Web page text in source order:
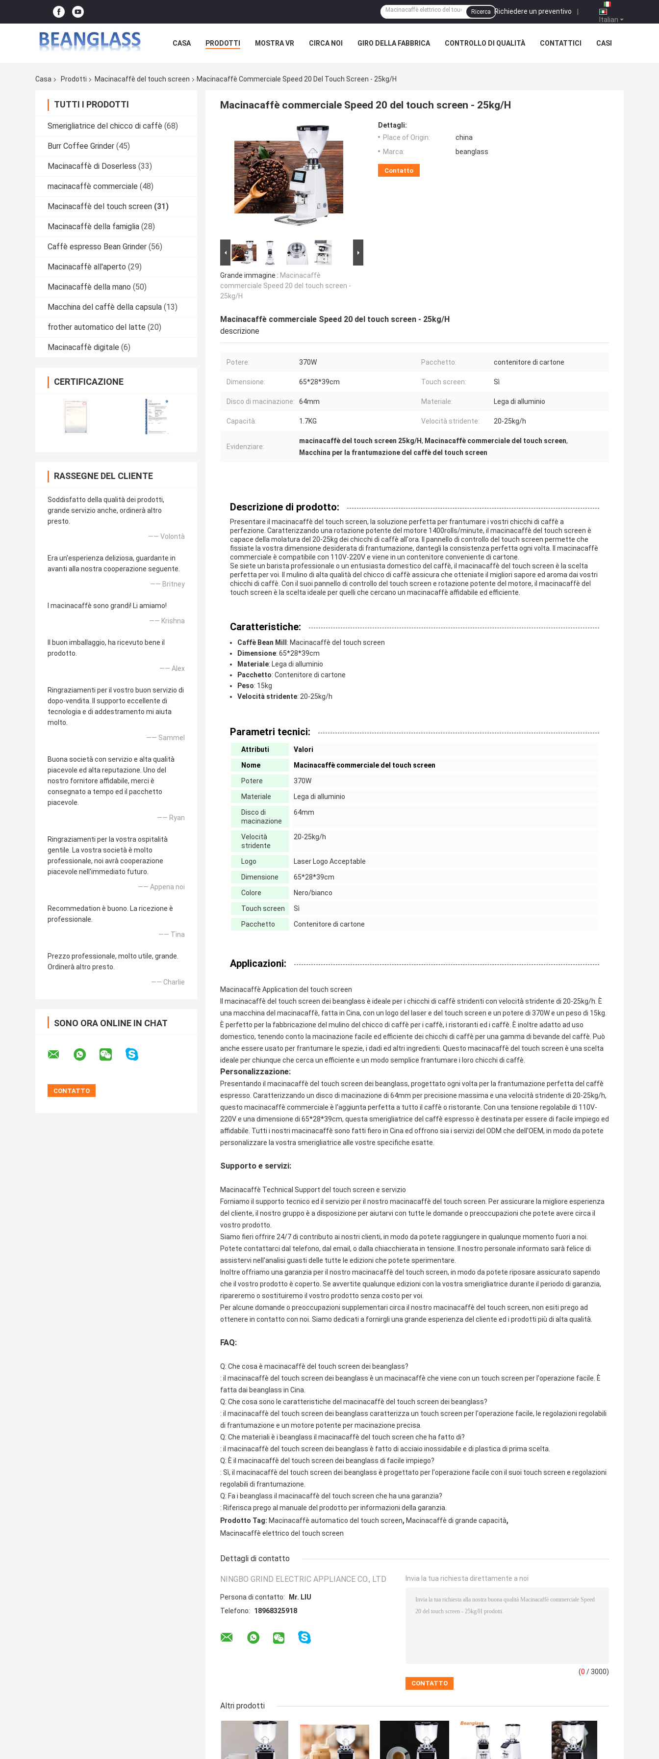
Italian
Richiedere un preventivo |
Ricerca
CASA PRODOTTI MOSTRA VR CIRCA NOI GIRO DELLA FABBRICA CONTROLLO DI QUALITÀ CONTATTICI CASI
Casa Prodotti Macinacaffè del touch screen Macinacaffè Commerciale Speed 20 Del Touch Screen - 25kg/H
TUTTI I PRODOTTI
Smerigliatrice del chicco di caffè (68)
Burr Coffee Grinder (45)
Macinacaffè di Doserless (33)
macinacaffè commerciale (48)
Macinacaffè del touch screen (31)
Macinacaffè della famiglia (28)
Caffè espresso Bean Grinder (56)
Macinacaffè all'aperto (29)
Macinacaffè della mano (50)
Macchina del caffè della capsula (13)
frother automatico del latte (20)
Macinacaffè digitale (6)
CERTIFICAZIONE
RASSEGNE DEL CLIENTE
Soddisfatto della qualità dei prodotti,
grande servizio anche, ordinerà altro
presto.
—— Volontà
Era un'esperienza deliziosa, guardante in
avanti alla nostra cooperazione seguente.
—— Britney
I macinacaffè sono grandi! Li amiamo!
—— Krishna
Il buon imballaggio, ha ricevuto bene il
prodotto.
—— Alex
Ringraziamenti per il vostro buon servizio di
dopo-vendita. Il supporto eccellente di
tecnologia e di addestramento mi aiuta
molto.
—— Sammel
Buona società con servizio e alta qualità
piacevole ed alta reputazione. Uno del
nostro fornitore affidabile, merci è
consegnato a tempo ed il pacchetto
piacevole.
—— Ryan
Ringraziamenti per la vostra ospitalità
gentile. La vostra società è molto
professionale, noi avrà cooperazione
piacevole nell'immediato futuro.
—— Appena noi
Recommedation è buono. La ricezione è
professionale.
—— Tina
Prezzo professionale, molto utile, grande.
Ordinerà altro presto.
—— Charlie
SONO ORA ONLINE IN CHAT
Macinacaffè commerciale Speed 20 del touch screen - 25kg/H
Grande immagine : Macinacaffè
commerciale Speed 20 del touch screen -
25kg/H
Dettagli:
Place of Origin:
china
Marca:
beanglass
Contatto
Macinacaffè commerciale Speed 20 del touch screen - 25kg/H
descrizione
Potere: 370W Pacchetto: contenitore di cartone
Dimensione: 65*28*39cm Touch screen: Sì
Disco di macinazione: 64mm Materiale: Lega di alluminio
Capacità: 1.7KG Velocità stridente: 20-25kg/h
Evidenziare:
macinacaffè del touch screen 25kg/H, Macinacaffè commerciale del touch screen,
Macchina per la frantumazione del caffè del touch screen
Descrizione di prodotto:
Presentare il macinacaffè del touch screen, la soluzione perfetta per frantumare i vostri chicchi di caffè a
perfezione. Caratterizzando una rotazione potente del motore 1400rolls/minute, il macinacaffè del touch screen è
capace della molatura del 20-25kg dei chicchi di caffè all'ora. Il pannello di controllo del touch screen permette che
fissiate la vostra dimensione desiderata di frantumazione, dantegli la consistenza perfetta ogni volta. Il macinacaffè
commerciale è compatibile con 110V-220V e viene in un contenitore conveniente di cartone.
Se siete un barista professionale o un entusiasta domestico del caffè, il macinacaffè del touch screen è la scelta
perfetta per voi. Il mulino di alta qualità del chicco di caffè assicura che otteniate il migliori sapore ed aroma dai vostri
chicchi di caffè. Con il suoi pannello di controllo del touch screen e rotazione potente del motore, il macinacaffè del
touch screen è la scelta ideale per quelli che cercano un macinacaffè affidabile ed efficiente.
Caratteristiche:
Caffè Bean Mill : Macinacaffè del touch screen
Dimensione: 65*28*39cm
Materiale: Lega di alluminio
Pacchetto: Contenitore di cartone
Peso: 15kg
Velocità stridente: 20-25kg/h
Parametri tecnici:
Attributi
Valori
Nome
Macinacaffè commerciale del touch screen
Potere
370W
Materiale
Lega di alluminio
Disco di
macinazione
64mm
Velocità
stridente
20-25kg/h
Logo
Laser Logo Acceptable
Dimensione
65*28*39cm
Colore
Nero/bianco
Touch screen
Sì
Pacchetto
Contenitore di cartone
Applicazioni:
Macinacaffè Application del touch screen
Il macinacaffè del touch screen dei beanglass è ideale per i chicchi di caffè stridenti con velocità stridente di 20-25kg/h. È
una macchina del macinacaffè, fatta in Cina, con un logo del laser e del touch screen e un potere di 370W e un peso di 15kg.
È perfetto per la fabbricazione del mulino del chicco di caffè per i caffè, i ristoranti ed i caffè. È inoltre adatto ad uso
domestico, tenendo conto la macinazione facile ed efficiente dei chicchi di caffè per una gamma di bevande del caffè. Può
anche essere usato per frantumare le spezie, i dadi ed altri ingredienti. Questo macinacaffè del touch screen è una scelta
ideale per chiunque che cerca un efficiente e un modo semplice frantumare i loro chicchi di caffè.
Personalizzazione:
Presentando il macinacaffè del touch screen dei beanglass, progettato ogni volta per la frantumazione perfetta del caffè
espresso. Caratterizzando un disco di macinazione di 64mm per precisione massima e una velocità stridente di 20-25kg/h,
questo macinacaffè commerciale è l'aggiunta perfetta a tutto il caffè o ristorante. Con una tensione regolabile di 110V-
220V e una dimensione di 65*28*39cm, questa smerigliatrice del caffè espresso è destinata per essere di facile impiego ed
affidabile. Tutti i nostri macinacaffè sono fatti fiero in Cina ed offrono sia i servizi del ODM che dell'OEM, in modo da potete
personalizzare la vostra smerigliatrice alle vostre specifiche esatte.
Supporto e servizi:
Macinacaffè Technical Support del touch screen e servizio
Forniamo il supporto tecnico ed il servizio per il nostro macinacaffè del touch screen. Per assicurare la migliore esperienza
del cliente, il nostro gruppo è a disposizione per aiutarvi con tutte le domande o preoccupazioni che potete avere circa il
vostro prodotto.
Siamo fieri offrire 24/7 di contributo ai nostri clienti, in modo da potete raggiungere in qualunque momento fuori a noi.
Potete contattarci dal telefono, dal email, o dalla chiacchierata in tensione. Il nostro personale informato sarà felice di
assistervi nell'analisi guasti delle tutte le edizioni che potete sperimentare.
Inoltre offriamo una garanzia per il nostro macinacaffè del touch screen, in modo da potete riposare assicurato sapendo
che il vostro prodotto è coperto. Se avvertite qualunque edizioni con la vostra smerigliatrice durante il periodo di garanzia,
ripareremo o sostituiremo il vostro prodotto senza costo per voi.
Per alcune domande o preoccupazioni supplementari circa il nostro macinacaffè del touch screen, non esiti prego ad
ottenere in contatto con noi. Siamo dedicati a fornirgli una grande esperienza del cliente ed i prodotti più di alta qualità.
FAQ:
Q: Che cosa è macinacaffè del touch screen dei beanglass?
: il macinacaffè del touch screen dei beanglass è un macinacaffè che viene con un touch screen per l'operazione facile. È
fatta dai beanglass in Cina.
Q: Che cosa sono le caratteristiche del macinacaffè del touch screen dei beanglass?
: il macinacaffè del touch screen dei beanglass caratterizza un touch screen per l'operazione facile, le regolazioni regolabili
di frantumazione e un motore potente per macinazione precisa.
Q: Che materiali è i beanglass il macinacaffè del touch screen che ha fatto di?
: il macinacaffè del touch screen dei beanglass è fatto di acciaio inossidabile e di plastica di prima scelta.
Q: È il macinacaffè del touch screen dei beanglass di facile impiego?
: Sì, il macinacaffè del touch screen dei beanglass è progettato per l'operazione facile con il suoi touch screen e regolazioni
regolabili di frantumazione.
Q: Fa i beanglass il macinacaffè del touch screen che ha una garanzia?
: Riferisca prego al manuale del prodotto per informazioni della garanzia.
Prodotto Tag: Macinacaffè automatico del touch screen, Macinacaffè di grande capacità,
Macinacaffè elettrico del touch screen
Dettagli di contatto
NINGBO GRIND ELECTRIC APPLIANCE CO., LTD
Persona di contatto:
Mr. LIU
Telefono:
18968325918
Invia la tua richiesta direttamente a noi
(0 / 3000)
Altri prodotti